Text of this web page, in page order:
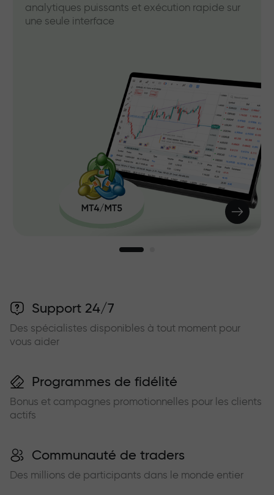
analytiques puissants et exécution rapide sur
une seule interface
Support 24/7
Des spécialistes disponibles à tout moment pour
vous aider
Programmes de fidélité
Bonus et campagnes promotionnelles pour les clients
actifs
Communauté de traders
Des millions de participants dans le monde entier